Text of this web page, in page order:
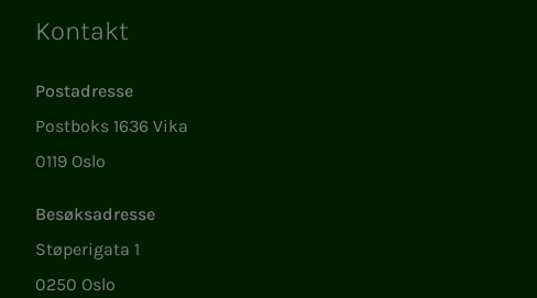
Kontakt
Postadresse
Postboks 1636 Vika
0119 Oslo
Besøksadresse
Støperigata 1
0250 Oslo